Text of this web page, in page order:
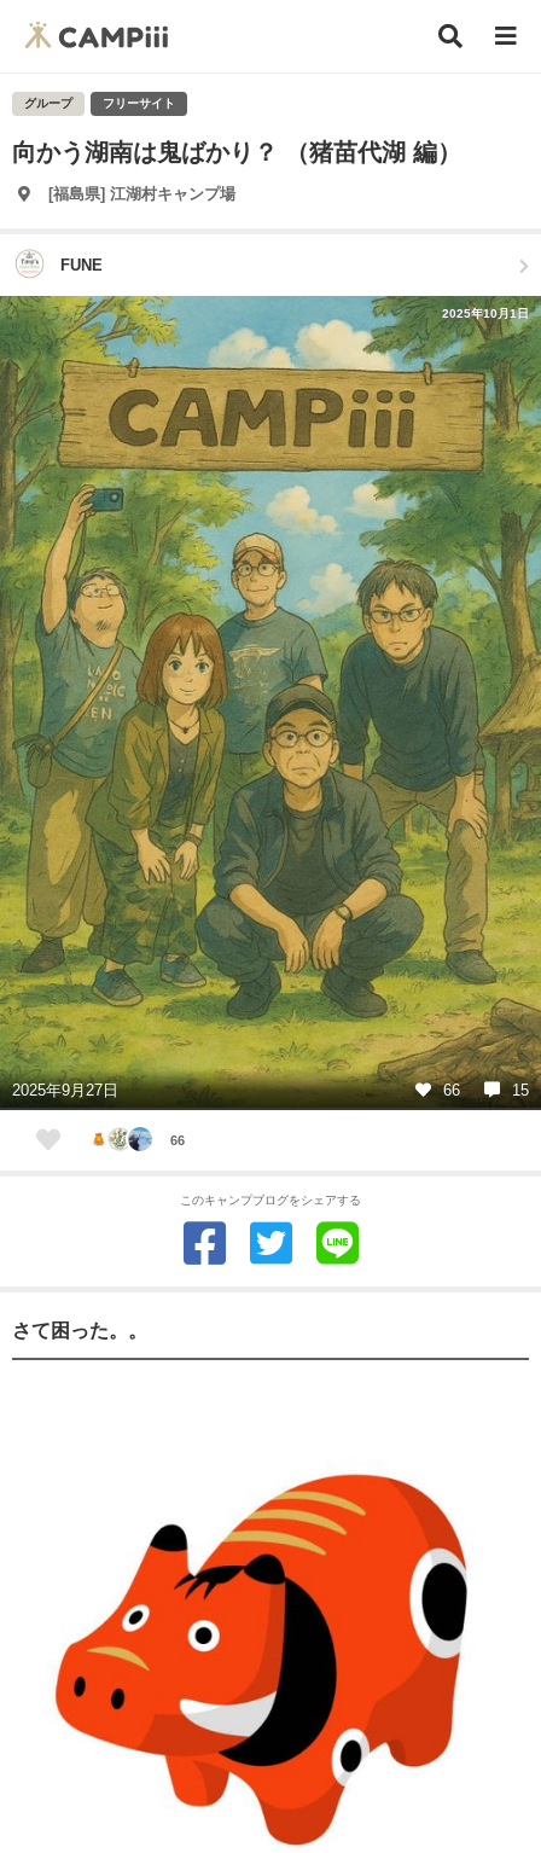
グループ フリーサイト
向かう湖南は鬼ばかり？ （猪苗代湖 編）
[福島県] 江湖村キャンプ場
FUNE
2025年10月1日
2025年9月27日 66 15
66
このキャンプブログをシェアする
さて困った。。